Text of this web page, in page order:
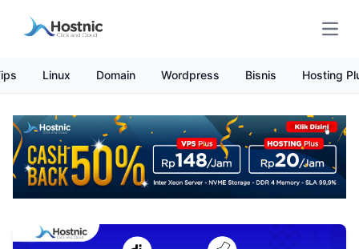
Linux Domain Wordpress Bisnis Hosting